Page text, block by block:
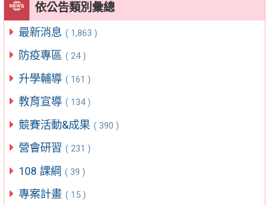
依公告類別彙總
最新消息 ( 1,863 )
防疫專區 ( 24 )
升學輔導 ( 161 )
教育宣導 ( 134 )
競賽活動&成果 ( 390 )
營會研習 ( 231 )
108 課綱 ( 39 )
專案計畫 ( 15 )